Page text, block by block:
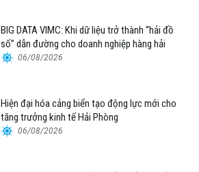
BIG DATA VIMC: Khi dữ liệu trở thành “hải đồ
số” dẫn đường cho doanh nghiệp hàng hải
06/08/2026
Hiện đại hóa cảng biển tạo động lực mới cho
tăng trưởng kinh tế Hải Phòng
06/08/2026